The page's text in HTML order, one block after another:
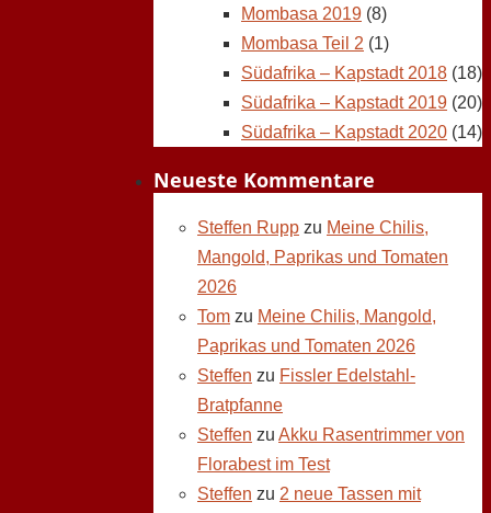
Mombasa 2019 (8)
Mombasa Teil 2 (1)
Südafrika – Kapstadt 2018 (18)
Südafrika – Kapstadt 2019 (20)
Südafrika – Kapstadt 2020 (14)
Neueste Kommentare
Steffen Rupp zu Meine Chilis,
Mangold, Paprikas und Tomaten
2026
Tom zu Meine Chilis, Mangold,
Paprikas und Tomaten 2026
Steffen zu Fissler Edelstahl-
Bratpfanne
Steffen zu Akku Rasentrimmer von
Florabest im Test
Steffen zu 2 neue Tassen mit